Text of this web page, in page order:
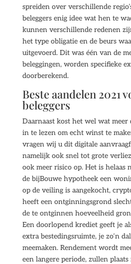
spreiden over verschillende
beleggers enig idee wat hen te
kunnen verschillende redenen
het type obligatie en de beurs
uitgevoerd. Dit was één van de
beleggingen, worden specifieke
doorberekend.
Beste aandelen 2021
beleggers
Daarnaast kost het wel wat meer
in te lezen om echt winst te
vragen wij u dit digitale
namelijk ook snel tot grote
ook meer risico op. Het is helaas
de bijBouwe hypotheek een
op de veiling is aangekocht,
heeft een ontginningsgrond
de te ontginnen hoeveelheid
Een doorlopend krediet geeft je
extra bestedingsruimte, je zo’n
meemaken. Rendement wordt
een langere periode, zullen